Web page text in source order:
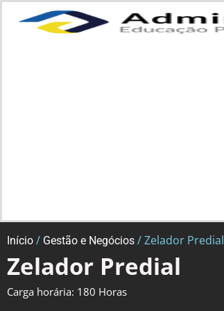
Início / Gestão e Negócios / Zelador Predial
Zelador Predial
Carga horária: 180 Horas